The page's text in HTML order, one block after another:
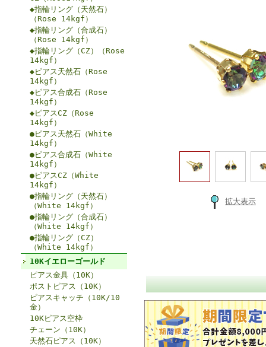
◆指輪リング（天然石）
（Rose 14kgf）
◆指輪リング（合成石）
（Rose 14kgf）
◆指輪リング（CZ）（Rose
14kgf）
◆ピアス天然石（Rose
14kgf）
◆ピアス合成石（Rose
14kgf）
◆ピアスCZ（Rose
14kgf）
●ピアス天然石（White
14kgf）
●ピアス合成石（White
14kgf）
●ピアスCZ（White
14kgf）
●指輪リング（天然石）
（White 14kgf）
●指輪リング（合成石）
（White 14kgf）
●指輪リング（CZ）
（White 14kgf）
10Kイエローゴールド
ピアス金具（10K）
ポストピアス（10K）
ピアスキャッチ（10K/10
金）
10Kピアス空枠
チェーン（10K）
天然石ピアス（10K）
拡大表示